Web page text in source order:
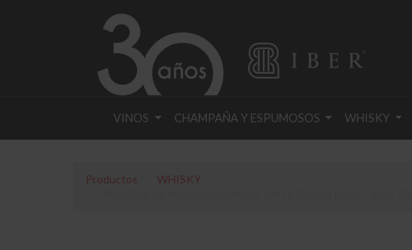
VINOS CHAMPAÑA Y ESPUMOSOS WHISKY
Productos
WHISKY